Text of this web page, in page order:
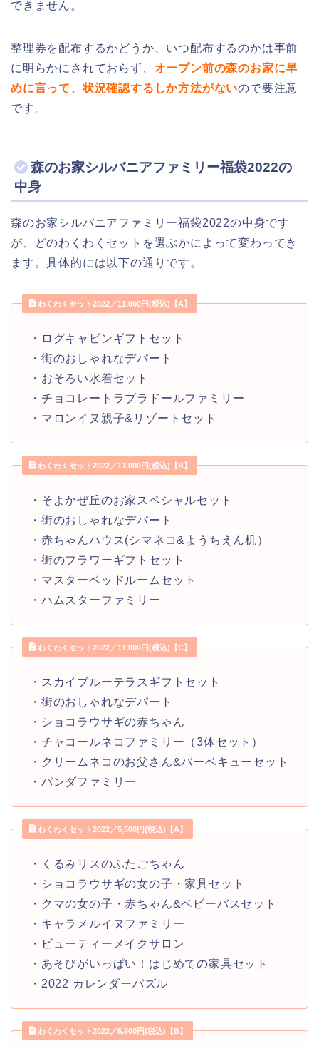
できません。
整理券を配布するかどうか、いつ配布するのかは事前
に明らかにされておらず、 オープン前の森のお家に早
めに言って、状況確認するしか方法がないので要注意
です。
森のお家シルバニアファミリー福袋2022の
中身
森のお家シルバニアファミリー福袋2022の中身です
が、どのわくわくセットを選ぶかによって変わってき
ます。具体的には以下の通りです。
わくわくセット2022／11,000円(税込)【A】
・ログキャビンギフトセット
・街のおしゃれなデパート
・おそろい水着セット
・チョコレートラブラドールファミリー
・マロンイヌ親子&リゾートセット
わくわくセット2022／11,000円(税込)【B】
・そよかぜ丘のお家スペシャルセット
・街のおしゃれなデパート
・赤ちゃんハウス(シマネコ&ようちえん机）
・街のフラワーギフトセット
・マスターベッドルームセット
・ハムスターファミリー
わくわくセット2022／11,000円(税込)【C】
・スカイブルーテラスギフトセット
・街のおしゃれなデパート
・ショコラウサギの赤ちゃん
・チャコールネコファミリー（3体セット）
・クリームネコのお父さん&バーベキューセット
・パンダファミリー
わくわくセット2022／5,500円(税込)【A】
・くるみリスのふたごちゃん
・ショコラウサギの女の子・家具セット
・クマの女の子・赤ちゃん&ベビーバスセット
・キャラメルイヌファミリー
・ビューティーメイクサロン
・あそびがいっぱい！はじめての家具セット
・2022 カレンダーパズル
わくわくセット2022／5,500円(税込)【B】